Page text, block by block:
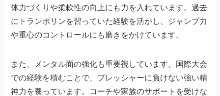
体力づくりや柔軟性の向上にも力を入れています。過去
にトランポリンを習っていた経験を活かし、ジャンプ力
や重心のコントロールにも磨きをかけています。
また、メンタル面の強化も重要視しています。国際大会
での経験を積むことで、プレッシャーに負けない強い精
神力を養っています。コーチや家族のサポートを受けな